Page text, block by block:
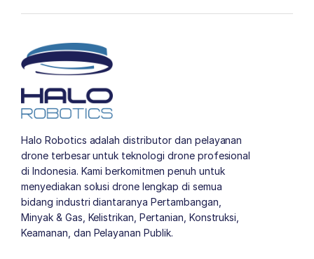
Halo Robotics adalah distributor dan pelayanan
drone terbesar untuk teknologi drone profesional
di Indonesia. Kami berkomitmen penuh untuk
menyediakan solusi drone lengkap di semua
bidang industri diantaranya Pertambangan,
Minyak & Gas, Kelistrikan, Pertanian, Konstruksi,
Keamanan, dan Pelayanan Publik.